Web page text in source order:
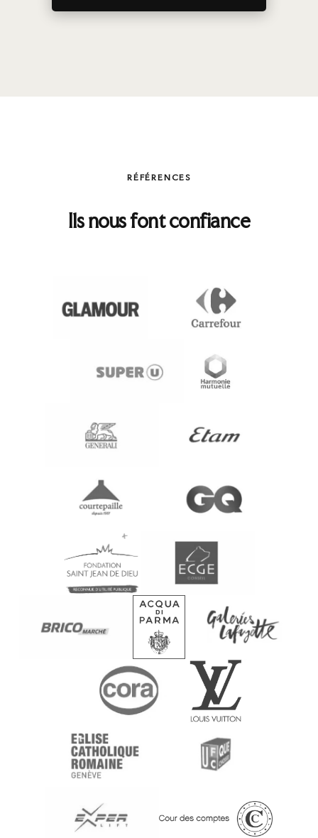
RÉFÉRENCES
Ils nous font confiance